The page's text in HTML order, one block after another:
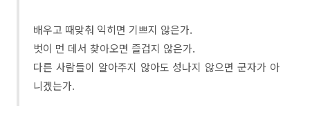
배우고 때맞춰 익히면 기쁘지 않은가.
벗이 먼 데서 찾아오면 즐겁지 않은가.
다른 사람들이 알아주지 않아도 성나지 않으면 군자가 아
니겠는가.